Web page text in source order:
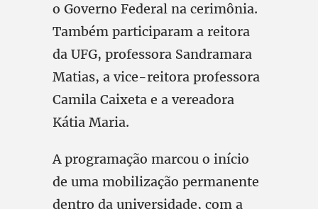
o Governo Federal na cerimônia.
Também participaram a reitora
da UFG, professora Sandramara
Matias, a vice-reitora professora
Camila Caixeta e a vereadora
Kátia Maria.
A programação marcou o início
de uma mobilização permanente
dentro da universidade, com a